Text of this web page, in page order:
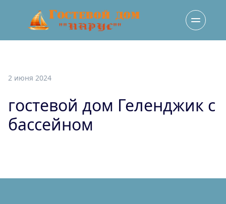
2 июня 2024
гостевой дом Геленджик с
бассейном